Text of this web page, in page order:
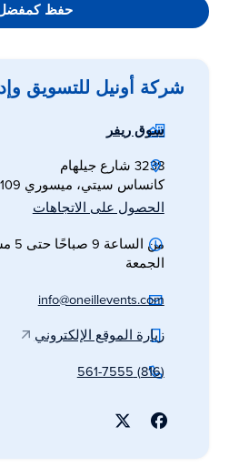
حفظ
شركة أونيل للتسويق
سوق ريفر
3238 شارع جيلهام
كانساس سيتي، ميسوري 64109
الحصول على الاتجاهات
من
الجمعة
info@oneillevents.com
زيارة الموقع الإلكتروني
(816) 561-7555